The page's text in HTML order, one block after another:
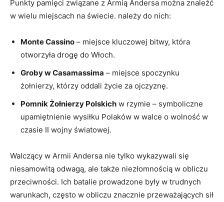
Punkty pamięci związane z Armią Andersa można znaleźć
w wielu miejscach na świecie. należy do nich:
Monte Cassino – miejsce kluczowej bitwy, która
otworzyła drogę do Włoch.
Groby w Casamassima – miejsce spoczynku
żołnierzy, którzy oddali życie za ojczyznę.
Pomnik Żołnierzy Polskich w rzymie – symboliczne
upamiętnienie wysiłku Polaków w walce o wolność w
czasie II wojny światowej.
Walczący w Armii Andersa nie tylko wykazywali się
niesamowitą odwagą, ale także niezłomnością w obliczu
przeciwności. Ich batalie prowadzone były w trudnych
warunkach, często w obliczu znacznie przeważających sił